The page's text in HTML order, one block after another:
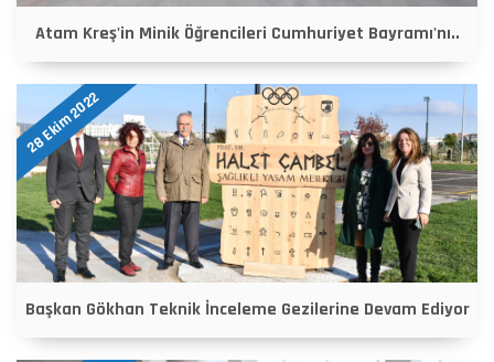
Atam Kreş'in Minik Öğrencileri Cumhuriyet Bayramı'nı..
28 Ekim 2022
Başkan Gökhan Teknik İnceleme Gezilerine Devam Ediyor